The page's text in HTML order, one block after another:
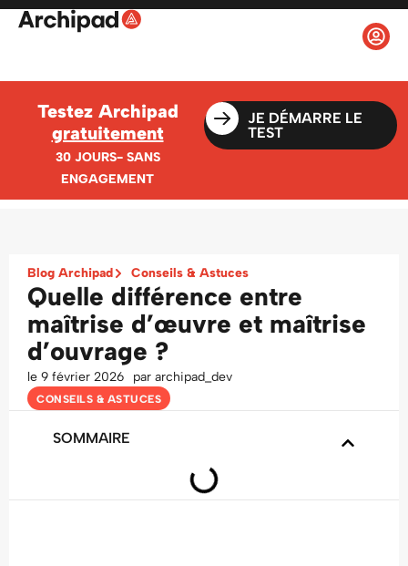
Testez Archipad
gratuitement
30 JOURS- SANS
ENGAGEMENT
JE DÉMARRE LE
TEST
Blog Archipad Conseils & Astuces
Quelle différence entre
maîtrise d’œuvre et maîtrise
d’ouvrage ?
le 9 février 2026 par archipad_dev
CONSEILS & ASTUCES
SOMMAIRE